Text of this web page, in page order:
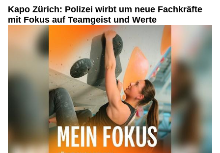
Kapo Zürich: Polizei wirbt um neue Fachkräfte
mit Fokus auf Teamgeist und Werte